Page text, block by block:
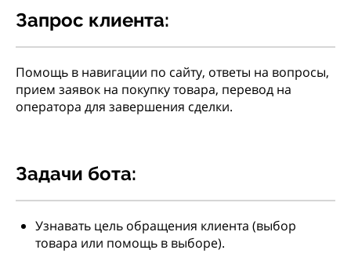
Запрос клиента:
Помощь в навигации по сайту, ответы на вопросы,
прием заявок на покупку товара, перевод на
оператора для завершения сделки.
Задачи бота:
Узнавать цель обращения клиента (выбор
товара или помощь в выборе).